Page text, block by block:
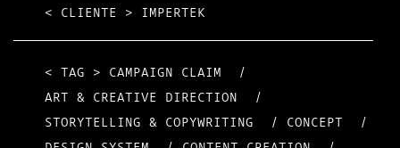
< CLIENTE > IMPERTEK
< TAG > CAMPAIGN CLAIM
/
ART & CREATIVE DIRECTION
/
STORYTELLING & COPYWRITING
/ CONCEPT
/